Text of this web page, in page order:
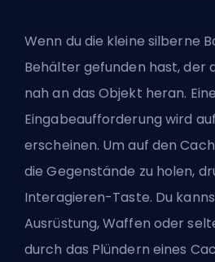
Wenn du die kleine silberne
Behälter gefunden hast, der
nah an das Objekt heran.
Eingabeaufforderung wird
erscheinen. Um auf den
die Gegenstände zu holen,
Interagieren-Taste. Du
Ausrüstung, Waffen oder
durch das Plündern eines